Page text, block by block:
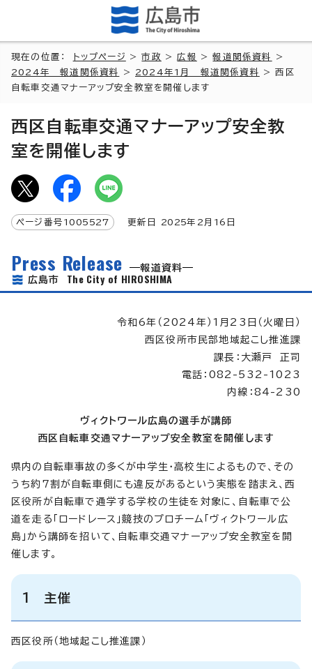
現在の位置： トップページ >市政 >広報 >報道関係資料
>
2024年 報道関係資料
> 2024年1月 報道関係資料
> 西区
自転車交通マナーアップ安全教室を開催します
西区自転車交通マナーアップ安全教
室を開催します
ページ番号 1005527 更新日 2025年2月 16 日
Press Release
報道資料
広島市 The City of HIROSHIMA
令和6年（2024年）1月23日（火曜日）
西区役所市民部地域起こし推進課
課長：大瀬戸 正司
電話：082-532-1023
内線：84-230
ヴィクトワール広島の選手が講師
西区自転車交通マナーアップ安全教室を開催します
県内の自転車事故の多くが中学生・高校生によるもので、その
うち約7割が自転車側にも違反があるという実態を踏まえ、西
区役所が自転車で通学する学校の生徒を対象に、自転車で公
道を走る「ロードレース」競技のプロチーム「ヴィクトワール広
島」から講師を招いて、自転車交通マナーアップ安全教室を開
催します。
1 主催
西区役所（地域起こし推進課）